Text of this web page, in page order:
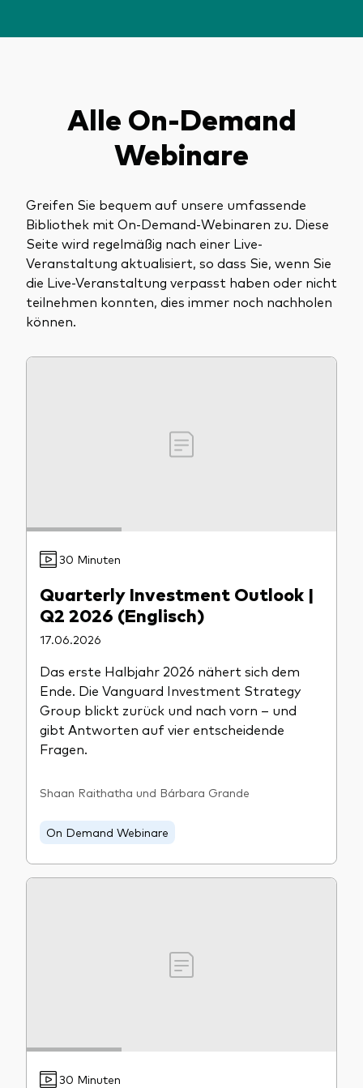
Obligationen
ETFs
Publikumsfonds
Passive Fonds
Erfahren Sie mehr über unsere
Indexfonds
Kosteneffiziente Vanguard ETFs
Investieren mit Vanguard
Rechtliche Dokumente
Events und Webinare
Ressourcenplattform für Berater
Dienstleistungen
Portfolio-Services
LifePlan-Modellportfolios
Unser Team
Betrugsprävention
Alle On-Demand
Webinare
Greifen Sie bequem auf unsere umfassende
Bibliothek mit On-Demand-Webinaren zu. Diese
Seite wird regelmäßig nach einer Live-
Veranstaltung aktualisiert, so dass Sie, wenn Sie
die Live-Veranstaltung verpasst haben oder nicht
teilnehmen konnten, dies immer noch nachholen
können.
30 Minuten
Quarterly Investment Outlook |
Q2 2026 (Englisch)
17.06.2026
Das erste Halbjahr 2026 nähert sich dem
Ende. Die Vanguard Investment Strategy
Group blickt zurück und nach vorn – und
gibt Antworten auf vier entscheidende
Fragen.
Shaan Raithatha und Bárbara Grande
On Demand Webinare
30 Minuten